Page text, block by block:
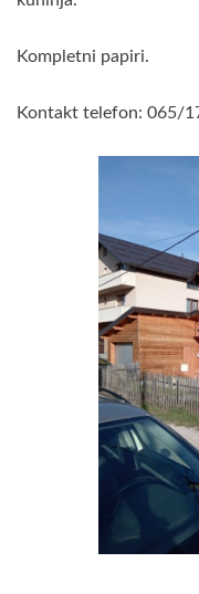
Kompletni papiri.
Kontakt telefon: 065/